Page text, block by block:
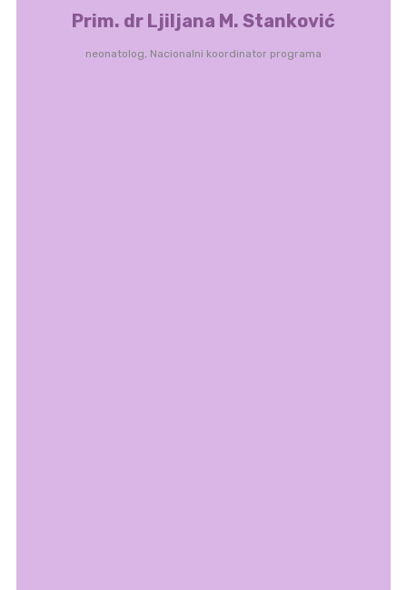
Prim. dr Ljiljana M. Stanković
neonatolog, Nacionalni koordinator programa